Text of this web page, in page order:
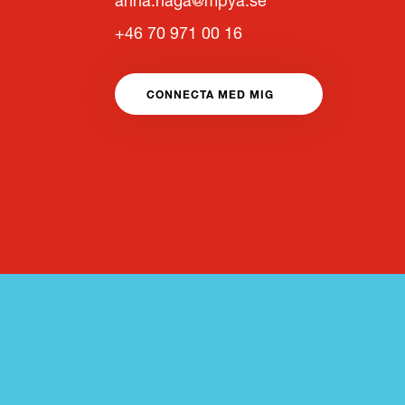
+46 70 971 00 16
CONNECTA MED MIG